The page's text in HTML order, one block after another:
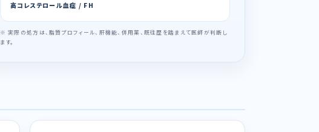
高コレステロール血症 / FH
※ 実際の処方は、脂質プロフィール、肝機能、併用薬、既往歴を踏まえて医師が判断し
ます。